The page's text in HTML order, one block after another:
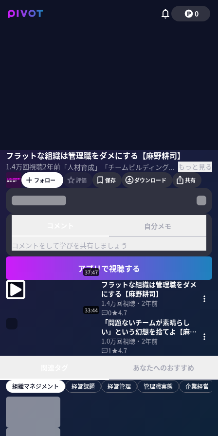
0
フラットな組織は管理職をダメにする【麻野耕司】
1.4万回視聴2年前 「人材育成」「チームビルディング」などマネジメントの在り方に変化が生まれつつある今、新時代のマネジメントに必要なスキルセットをプロフェッショナルから学ぶ。リンクアンドモチベーション時代、史上最年少執行役員を務め、ナレッジワークを創業した麻野耕司氏が組織マネジメントにおける7つの幻想を説く ＜ゲスト＞ 麻野耕司(ナレッジワークCEO／元リンクアンドモチベーション取締役) X▷ もっと見る
麻野耕司坡山里帆
フォロー 評価 保存 ダウンロード 共有
自分メモ
コメントをして学びを共有しましょう
アプリで視聴する
37:47
フラットな組織は管理職をダメ
にする【麻野耕司】
1.4万回視聴・ 2年前
0
4.7
33:44
「問題ないチームが素晴らし
い」という幻想を捨てよ【麻野
耕司】
1.0万回視聴・ 2年前
1
4.7
あなたへのおすすめ
組織マネジメント 経営課題 経営管理 管理職実態 企業経営